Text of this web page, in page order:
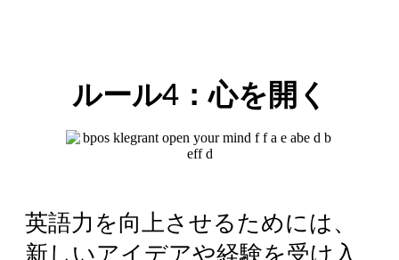
ルール4：心を開く
英語力を向上させるためには、
新しいアイデアや経験を受け入